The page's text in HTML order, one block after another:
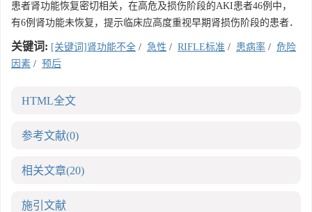
患者肾功能恢复密切相关，在高危及损伤阶段的AKI患者46例中，
有6例肾功能未恢复，提示临床应高度重视早期肾损伤阶段的患者．
关键词: [关键词]肾功能不全 / 急性 / RIFLE标准 / 患病率 / 危险
因素 / 预后
HTML全文
参考文献(0)
相关文章(20)
施引文献